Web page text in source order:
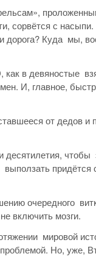
сорвётся с
дорога? Куда мы,
в девяностые
И, главное,
от дедов
очередного
включить мозги.
мировой
Но, уже,